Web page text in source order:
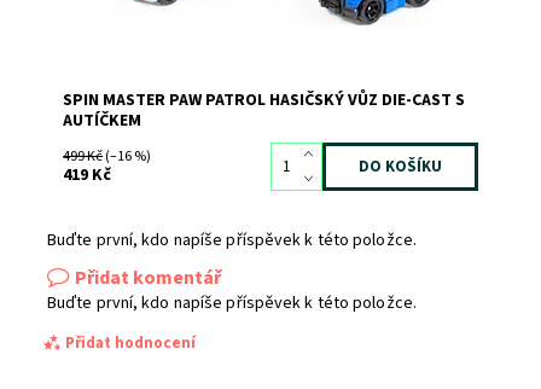
SPIN MASTER PAW PATROL HASIČSKÝ VŮZ DIE-CAST S
AUTÍČKEM
499 Kč(–16 %)
419 Kč
Buďte první, kdo napíše příspěvek k této položce.
Přidat komentář
Buďte první, kdo napíše příspěvek k této položce.
Přidat hodnocení